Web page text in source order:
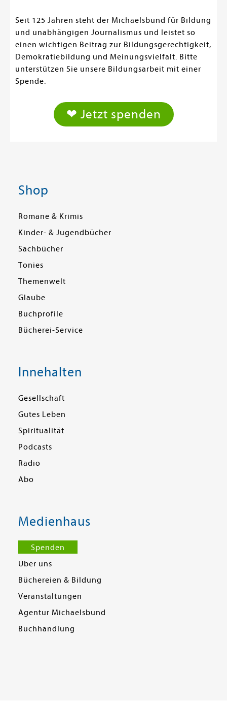
Seit 125 Jahren steht der Michaelsbund für Bildung
und unabhängigen Journalismus und leistet so
einen wichtigen Beitrag zur Bildungsgerechtigkeit,
Demokratiebildung und Meinungsvielfalt. Bitte
unterstützen Sie unsere Bildungsarbeit mit einer
Spende.
❤ Jetzt spenden
Shop
Romane & Krimis
Kinder- & Jugendbücher
Sachbücher
Tonies
Themenwelt
Glaube
Buchprofile
Bücherei-Service
Innehalten
Gesellschaft
Gutes Leben
Spiritualität
Podcasts
Radio
Abo
Medienhaus
Spenden
Über uns
Büchereien & Bildung
Veranstaltungen
Agentur Michaelsbund
Buchhandlung